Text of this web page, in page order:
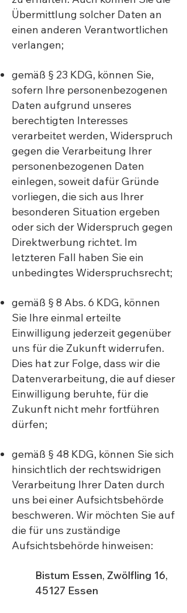
Übermittlung solcher Daten an
einen anderen Verantwortlichen
verlangen;
gemäß § 23 KDG, können Sie,
sofern Ihre personenbezogenen
Daten aufgrund unseres
berechtigten Interesses
verarbeitet werden, Widerspruch
gegen die Verarbeitung Ihrer
personenbezogenen Daten
einlegen, soweit dafür Gründe
vorliegen, die sich aus Ihrer
besonderen Situation ergeben
oder sich der Widerspruch gegen
Direktwerbung richtet. Im
letzteren Fall haben Sie ein
unbedingtes Widerspruchsrecht;
gemäß § 8 Abs. 6 KDG, können
Sie Ihre einmal erteilte
Einwilligung jederzeit gegenüber
uns für die Zukunft widerrufen.
Dies hat zur Folge, dass wir die
Datenverarbeitung, die auf dieser
Einwilligung beruhte, für die
Zukunft nicht mehr fortführen
dürfen;
gemäß § 48 KDG, können Sie sich
hinsichtlich der rechtswidrigen
Verarbeitung Ihrer Daten durch
uns bei einer Aufsichtsbehörde
beschweren. Wir möchten Sie auf
die für uns zuständige
Aufsichtsbehörde hinweisen:
Bistum Essen, Zwölfling 16,
45127 Essen